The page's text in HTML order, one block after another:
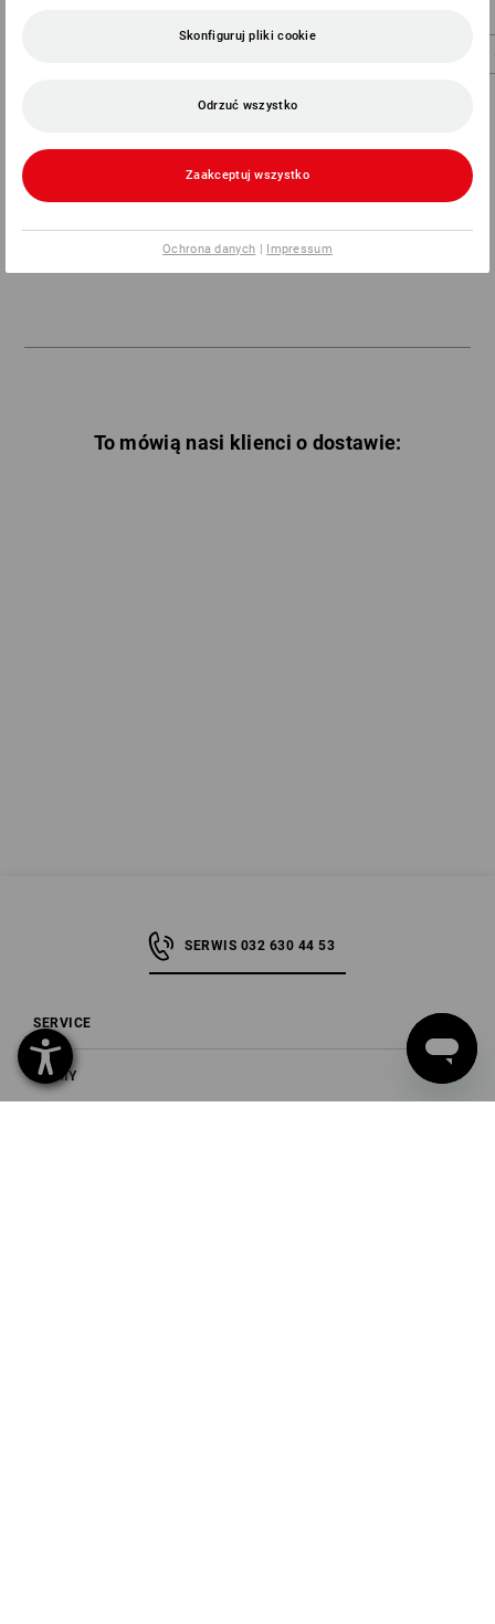
Informacje ogólne:
Koszty opakowań ponosi firma Strauss.
To mówią nasi klienci o dostawie:
SERWIS 032 630 44 53
SERVICE
FIRMY
Skonfiguruj pliki cookie
Odrzuć wszystko
Zaakceptuj wszystko
Ochrona danych | Impressum